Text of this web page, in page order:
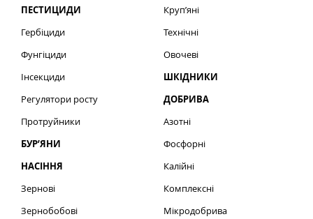
ПЕСТИЦИДИ
Гербіциди
Фунгіциди
Інсекциди
Регулятори росту
Протруйники
БУР’ЯНИ
НАСІННЯ
Зернові
Зернобобові
Круп’яні
Технічні
Овочеві
ШКІДНИКИ
ДОБРИВА
Азотні
Фосфорні
Калійні
Комплексні
Мікродобрива